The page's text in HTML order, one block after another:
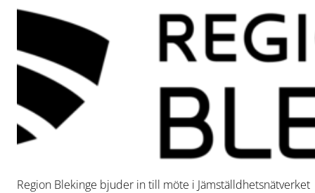
Region Blekinge bjuder in till möte i Jämställdhetsnätverket